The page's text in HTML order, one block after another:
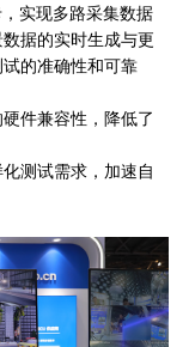
实现多路采集数据
据的实时生成与更
的准确性和可靠
件兼容性，降低了
测试需求，加速自